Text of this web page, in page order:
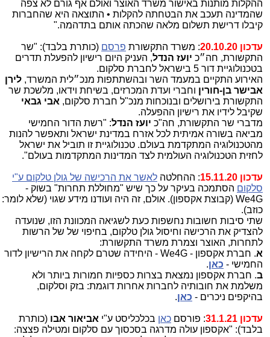
ההקלות מותנות באישור משרד האוצר ואולם אף גורם לא צפה
שהמדינה תעכב את הבטחתה להקלות • התוצאה היא שהחברות
קיבלו דרישת תשלום מלאה שהכתה אותם בתדהמה."
עדכון 20.10.20 : משרד התקשורת פרסם (כותרת בלבד): "שר
התקשורת, חה״כ יועז הנדל, העניק היום רישיון להפעלת תדרים
בטכנולוגיית דור 5 בישראל לחברת סלקום.
האירוע התקיים במעמד השר ובהשתתפות מנכ״לית המשרד, לירן
אבישר בן-חורין וחברי ועדת המכרזים, בשיחת וידאו, מלשכת שר
התקשורת בירושלים ובנוכחות מנכ"ל חברת סלקום, אבי גבאי
שקיבל לידיו את רישיון ההפעלה.
מדברי שר התקשורת, חה"כ יועז הנדל: "רשת הדור החמישי
מביאה בשורה אמיתית לכל אזרח במדינת ישראל ותאפשר להנות
מהטכנולוגיה המתקדמת בעולם. טכנולוגיית זו תוביל את ישראל
לחזית הטכנולוגיה העולמית לצד המדינות המתקדמות בעולם".
עדכון 15.11.20 : ההחלטה לאשר את הרכישה של גולן טלקום ע"י
סלקום הסתמכה בעיקר על כך שיש "מחוללת תחרות" בשוק -
We4G (קבוצת אקספון). אולם, זה היה ועודנו מידע שגוי (שלא לומר:
כוזב).
שתי סיבות חשובות נחשפות כעת לשגיאה המכוונת הזו, שנועדה
להצדיק את הרכישה וחיסול גולן טלקום, בחיפוי של של הרשות
לתחרות, האוצר וצמרת משרד התקשורת:
א
. חברת אקספון - We4G - היחידה שטרם לקחה את הרישיון לדור
החמישי - כאן.
ב. חברת אקספון נמצאת בצרות כספיות חמורות ביותר ולא
משלמת את חובותיה לחברות אחרות דוגמת: בזק וסלקום,
בהיקפים ניכרים - כאן.
עדכון 31.1.21 : פורסם כאן בכלכליסט ע"י אביאור אבו (כותרת
בלבד): "אקספון עולה מדרגה בסכסוך עם סלקום ומטילה פצצה: